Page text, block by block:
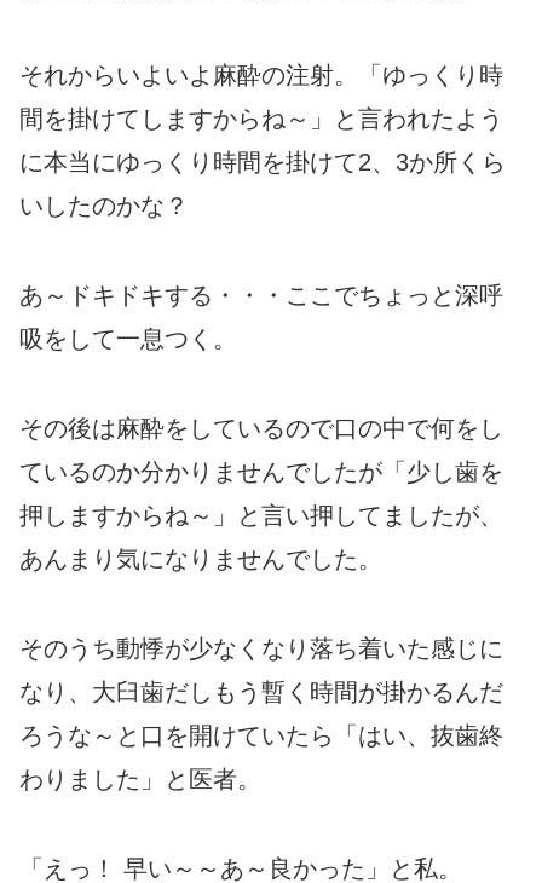
それからいよいよ麻酔の注射。「ゆっくり時
間を掛けてしますからね～」と言われたよう
に本当にゆっくり時間を掛けて2、3か所くら
いしたのかな？
あ～ドキドキする・・・ここでちょっと深呼
吸をして一息つく。
その後は麻酔をしているので口の中で何をし
ているのか分かりませんでしたが「少し歯を
押しますからね～」と言い押してましたが、
あんまり気になりませんでした。
そのうち動悸が少なくなり落ち着いた感じに
なり、大臼歯だしもう暫く時間が掛かるんだ
ろうな～と口を開けていたら「はい、抜歯終
わりました」と医者。
「えっ！ 早い～～あ～良かった」と私。